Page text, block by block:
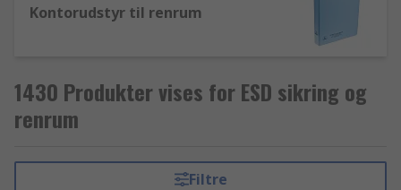
Kontorudstyr til renrum
1430 Produkter vises for ESD sikring og
renrum
Filtre